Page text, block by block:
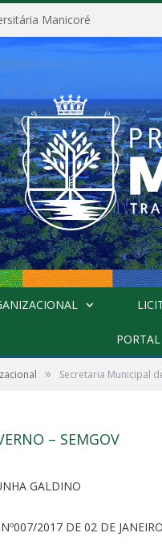
Manicoré
» Secretaria Municipal
– SEMGOV
GALDINO
2017 DE 02 DE